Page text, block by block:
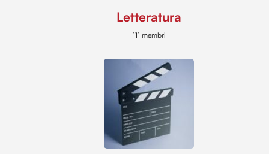
Letteratura
111 membri